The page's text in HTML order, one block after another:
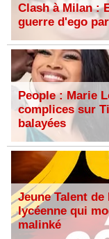
Clash à Milan :
guerre d'ego
People : Marie
complices sur
balayées
Jeune Talent
lycéenne qui
malinké